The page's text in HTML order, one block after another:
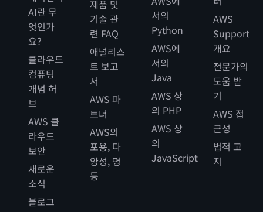
AI란 무
엇인가
요?
클라우드
컴퓨팅
개념 허
브
AWS 클
라우드
보안
새로운
소식
블로그
제품 및
기술 관
련 FAQ
애널리스
트 보고
서
AWS 파
트너
AWS의
포용, 다
양성, 평
등
서의
Python
AWS에
서의
Java
AWS 상
의 PHP
AWS 상
의
JavaScript
AWS
Support
개요
전문가의
도움 받
기
AWS 접
근성
법적 고
지